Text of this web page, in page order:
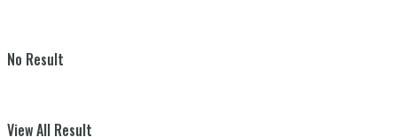
No Result
View All Result